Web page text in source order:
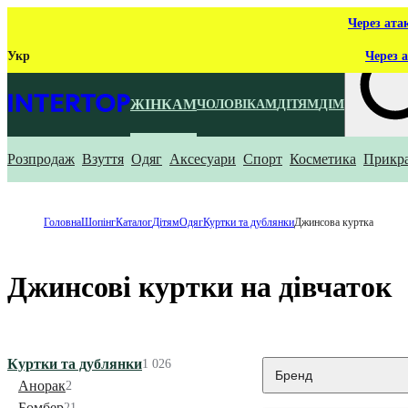
Через
Укр Через
ЖІНКАМЧОЛОВІКАМДІТЯМДІМ
Що ти
Розпродаж Взуття Одяг Аксесуари Спорт Косметика
ГоловнаШопінгКаталогДітямОдягКуртки та дублянкиДжинсова куртка
Джинсові куртки на дівчаток
Куртки та дублянки1 026
Анорак2
Бренд